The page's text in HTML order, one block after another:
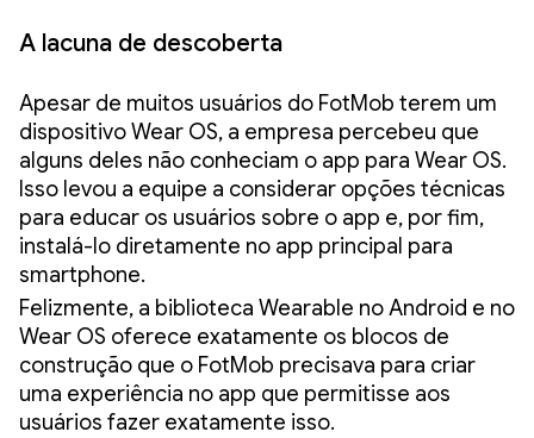
A lacuna de descoberta
Apesar de muitos usuários do FotMob terem um
dispositivo Wear OS, a empresa percebeu que
alguns deles não conheciam o app para Wear OS.
Isso levou a equipe a considerar opções técnicas
para educar os usuários sobre o app e, por fim,
instalá-lo diretamente no app principal para
smartphone.
Felizmente, a biblioteca Wearable no Android e no
Wear OS oferece exatamente os blocos de
construção que o FotMob precisava para criar
uma experiência no app que permitisse aos
usuários fazer exatamente isso.